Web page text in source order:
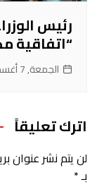
رئيس
“اتفاقية
الجمعة, 7 أغسطس 2026, 23:54
اترك تعليقاً
لن يتم نشر عنوان
بـ*